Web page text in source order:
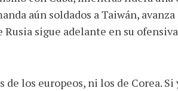
aún soldados a Taiwán, avanza
sigue adelante en su
los europeos, ni los de Corea. Si